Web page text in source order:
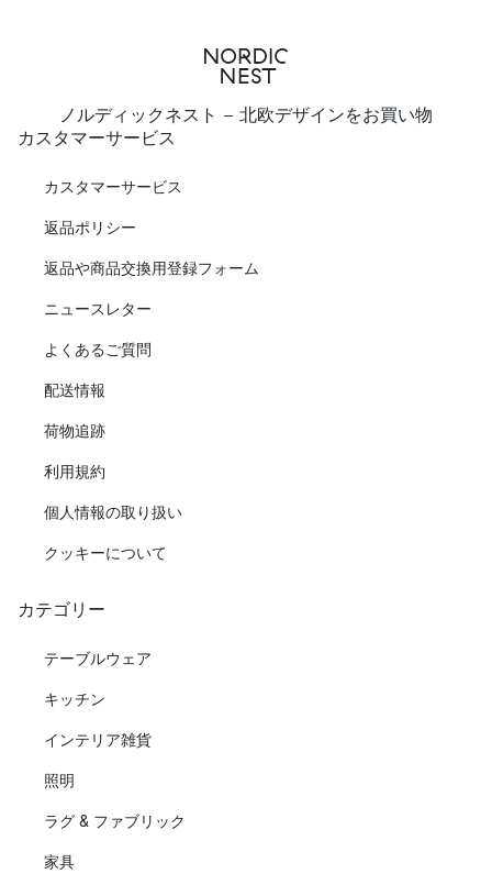
ノルディックネスト - 北欧デザインをお買い物
カスタマーサービス
カスタマーサービス
返品ポリシー
返品や商品交換用登録フォーム
ニュースレター
よくあるご質問
配送情報
荷物追跡
利用規約
個人情報の取り扱い
クッキーについて
カテゴリー
テーブルウェア
キッチン
インテリア雑貨
照明
ラグ & ファブリック
家具